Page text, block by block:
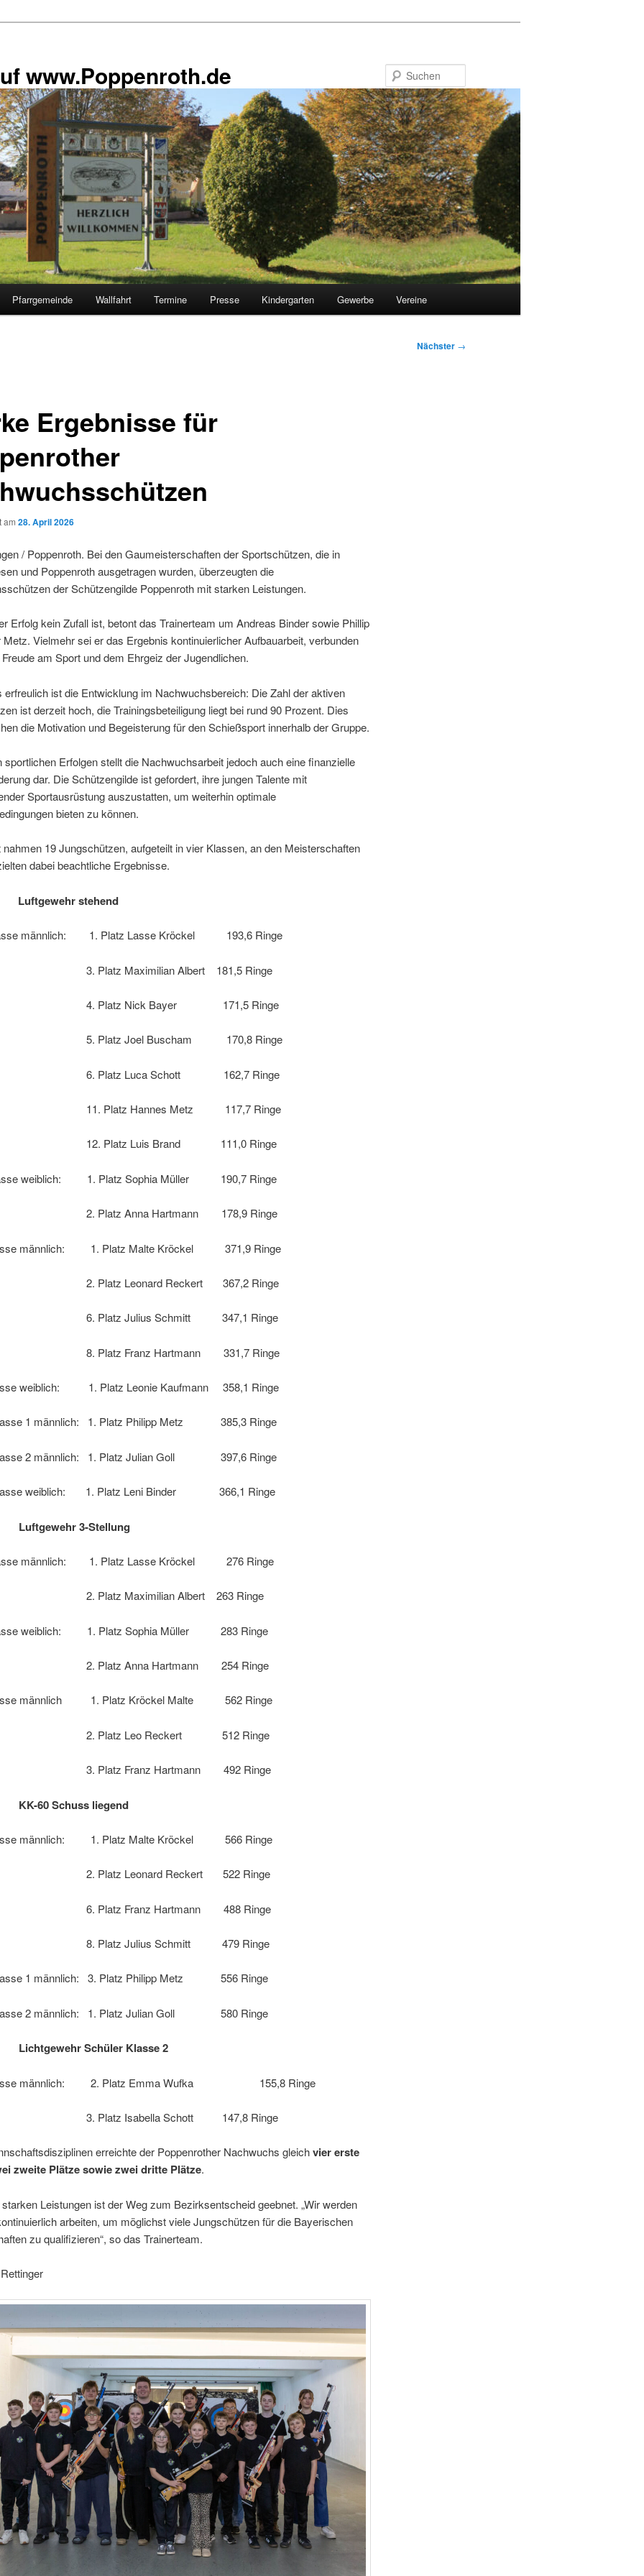
www.Poppenroth.de
Pfarrgemeinde Wallfahrt Termine Presse Kindergarten Gewerbe Vereine
Nächster →
Ergebnisse für
am 28. April 2026
/ Poppenroth. Bei den Gaumeisterschaften der Sportschützen, die in
und Poppenroth ausgetragen wurden, überzeugten die
der Schützengilde Poppenroth mit starken Leistungen.
Erfolg kein Zufall ist, betont das Trainerteam um Andreas Binder sowie Phillip
Metz. Vielmehr sei er das Ergebnis kontinuierlicher Aufbauarbeit, verbunden
am Sport und dem Ehrgeiz der Jugendlichen.
erfreulich ist die Entwicklung im Nachwuchsbereich: Die Zahl der aktiven
ist derzeit hoch, die Trainingsbeteiligung liegt bei rund 90 Prozent. Dies
die Motivation und Begeisterung für den Schießsport innerhalb der Gruppe.
sportlichen Erfolgen stellt die Nachwuchsarbeit jedoch auch eine finanzielle
dar. Die Schützengilde ist gefordert, ihre jungen Talente mit
Sportausrüstung auszustatten, um weiterhin optimale
bieten zu können.
19 Jungschützen, aufgeteilt in vier Klassen, an den Meisterschaften
dabei beachtliche Ergebnisse.
Luftgewehr stehend
männlich: 1. Platz Lasse Kröckel 193,6 Ringe
Maximilian Albert 181,5 Ringe
Nick Bayer 171,5 Ringe
Joel Buscham 170,8 Ringe
Luca Schott 162,7 Ringe
Hannes Metz 117,7 Ringe
Luis Brand 111,0 Ringe
weiblich: 1. Platz Sophia Müller 190,7 Ringe
Anna Hartmann 178,9 Ringe
männlich: 1. Platz Malte Kröckel 371,9 Ringe
Leonard Reckert 367,2 Ringe
Julius Schmitt 347,1 Ringe
Franz Hartmann 331,7 Ringe
weiblich: 1. Platz Leonie Kaufmann 358,1 Ringe
1 männlich: 1. Platz Philipp Metz 385,3 Ringe
2 männlich: 1. Platz Julian Goll 397,6 Ringe
weiblich: 1. Platz Leni Binder 366,1 Ringe
Luftgewehr 3-Stellung
männlich: 1. Platz Lasse Kröckel 276 Ringe
Maximilian Albert 263 Ringe
weiblich: 1. Platz Sophia Müller 283 Ringe
Anna Hartmann 254 Ringe
männlich 1. Platz Kröckel Malte 562 Ringe
Leo Reckert 512 Ringe
Franz Hartmann 492 Ringe
KK-60 Schuss liegend
männlich: 1. Platz Malte Kröckel 566 Ringe
Leonard Reckert 522 Ringe
Franz Hartmann 488 Ringe
Julius Schmitt 479 Ringe
1 männlich: 3. Platz Philipp Metz 556 Ringe
2 männlich: 1. Platz Julian Goll 580 Ringe
Lichtgewehr Schüler Klasse 2
männlich: 2. Platz Emma Wufka 155,8 Ringe
Isabella Schott 147,8 Ringe
erreichte der Poppenrother Nachwuchs gleichvier erste
zweite Plätze sowie zwei dritte Plätze.
Leistungen ist der Weg zum Bezirksentscheid geebnet. „Wir werden
arbeiten, um möglichst viele Jungschützen für die Bayerischen
zu qualifizieren“, so das Trainerteam.